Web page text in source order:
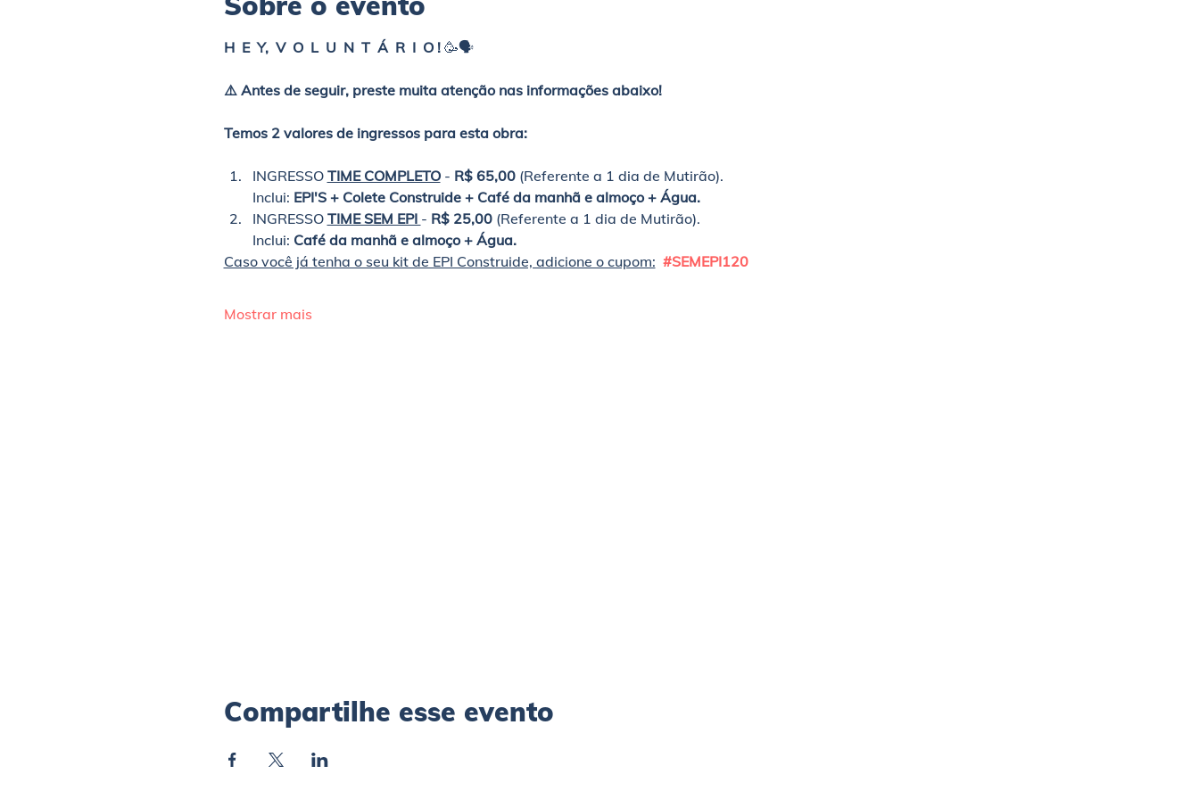
H  E  Y,  V  O  L  U  N  T  Á  R  I  O ! 🥳🗣️
⚠️ Antes de seguir, preste muita atenção nas informações abaixo!
Temos 2 valores de ingressos para esta obra:
INGRESSO TIME COMPLETO - R$ 65,00 (Referente a 1 dia de Mutirão).
Inclui: EPI'S + Colete Construide + Café da manhã e almoço + Água.
INGRESSO TIME SEM EPI - R$ 25,00 (Referente a 1 dia de Mutirão).
Inclui: Café da manhã e almoço + Água.
Caso você já tenha o seu kit de EPI Construide, adicione o cupom: #SEMEPI120
Mostrar mais
Compartilhe esse evento